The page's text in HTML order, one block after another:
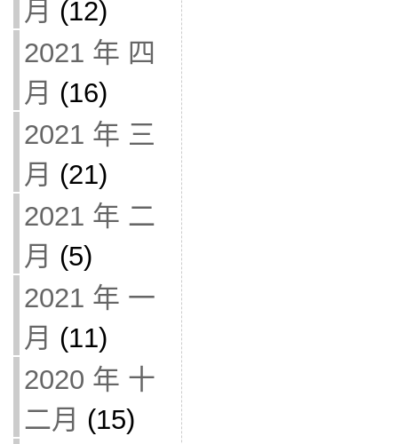
月 (12)
2021 年 四
月 (16)
2021 年 三
月 (21)
2021 年 二
月 (5)
2021 年 一
月 (11)
2020 年 十
二月 (15)